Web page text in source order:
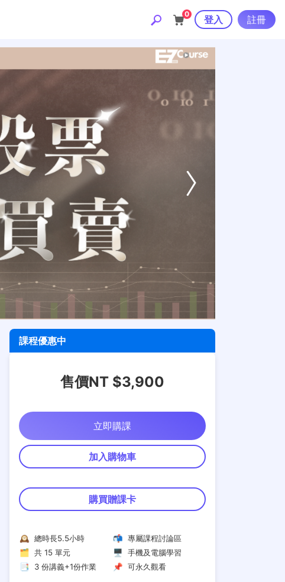
0 登入 註冊
課程優惠中
售價NT $3,900
立即購課
加入購物車
購買贈課卡
🕰 總時長5.5小時
🗂 共 15 單元
📑 3 份講義+1份作業
📬 專屬課程討論區
🖥 手機及電腦學習
📌 可永久觀看